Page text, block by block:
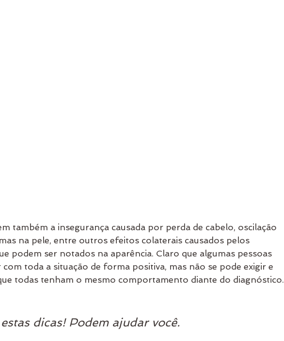
também a insegurança causada por perda de cabelo, oscilação
na pele, entre outros efeitos colaterais causados pelos
podem ser notados na aparência. Claro que algumas pessoas
com toda a situação de forma positiva, mas não se pode exigir e
todas tenham o mesmo comportamento diante do diagnóstico.
dicas! Podem ajudar você.